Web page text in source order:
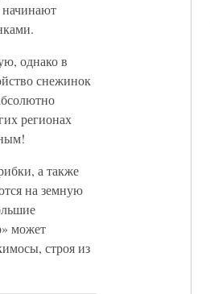
однако в
снежинок
регионах
а также
на земную
может
строя из